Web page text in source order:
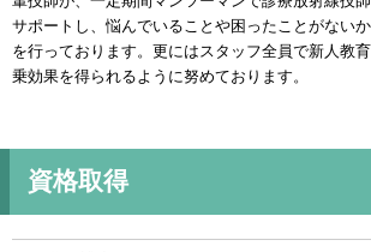
サポートし、悩んでいることや困ったことがない
を行っております。更にはスタッフ全員で新人教
乗効果を得られるように努めております。
資格取得